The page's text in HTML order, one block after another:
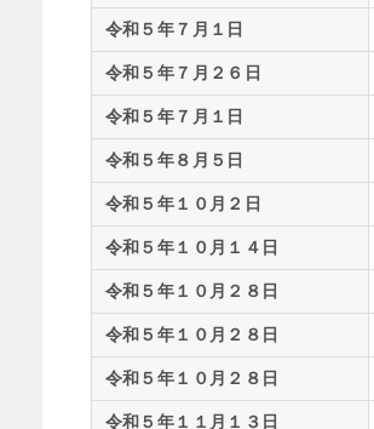
令和５年７月１日
令和５年７月２６日
令和５年７月１日
令和５年８月５日
令和５年１０月２日
令和５年１０月１４日
令和５年１０月２８日
令和５年１０月２８日
令和５年１０月２８日
令和５年１１月１３日